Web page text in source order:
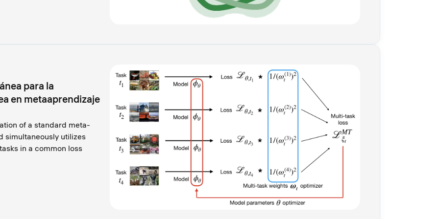
para la
en metaaprendizaje
of a standard meta-
simultaneously utilizes
in a common loss